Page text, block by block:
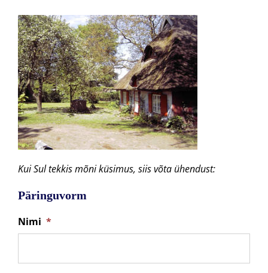
Kui Sul tekkis mõni küsimus, siis võta ühendust:
Päringuvorm
Nimi *